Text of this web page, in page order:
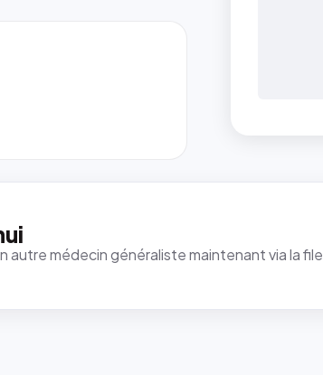
autre médecin généraliste maintenant via la file